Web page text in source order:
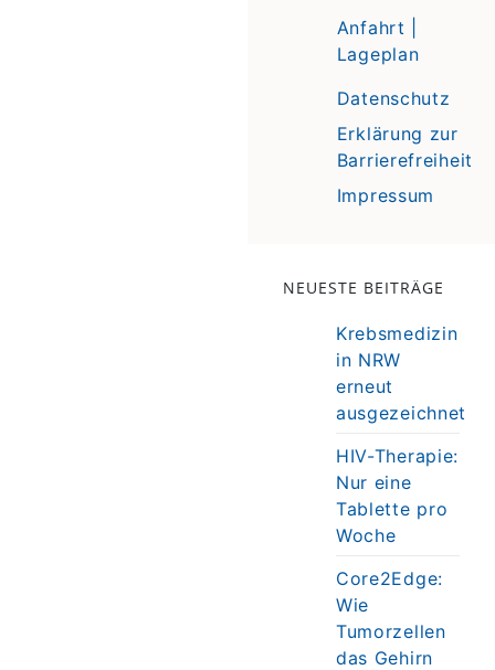
Anfahrt |
Lageplan
Datenschutz
Erklärung zur
Barrierefreiheit
Impressum
NEUESTE BEITRÄGE
Krebsmedizin
in NRW
erneut
ausgezeichnet
HIV-Therapie:
Nur eine
Tablette pro
Woche
Core2Edge:
Wie
Tumorzellen
das Gehirn